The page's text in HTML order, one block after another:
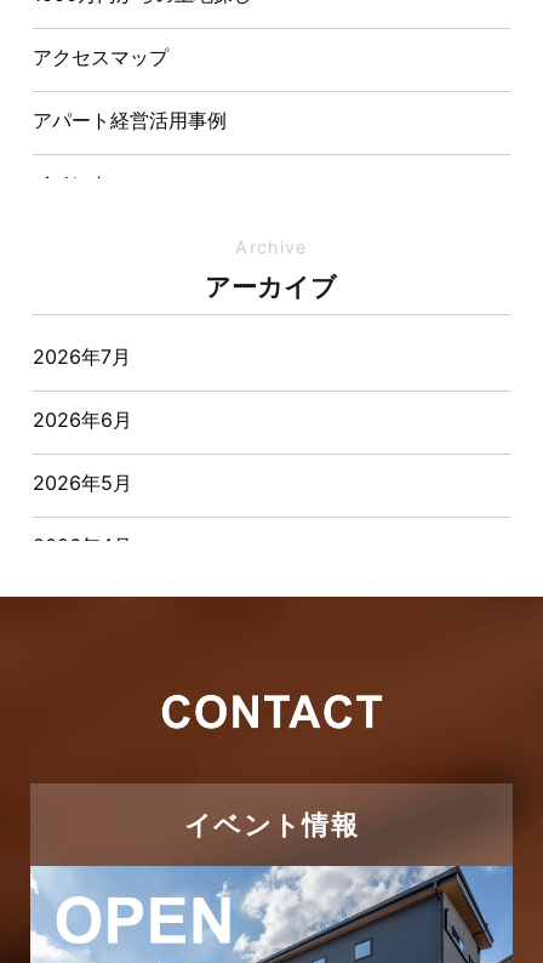
表敬訪問を行いました
アクセスマップ
アパート経営活用事例
イベント
オーナー様からの質問
おすすめ物件
お客様インタビュー
お客様の声
つくばエクスプレス線
ピアラシティ店-ブログ
ブログ
Archive
アーカイブ
2026年7月
2026年6月
2026年5月
2026年4月
2025年11月
2025年10月
イベント情報